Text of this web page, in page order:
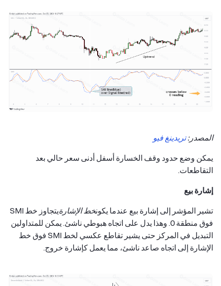
المصدر:تريدينغ فيو
يمكن وضع حدود وقف الخسارة أسفل أدنى سعر حالي بعد
التقاطعات.
إشارة بيع
تشير المؤشر إلى إشارة بيع عندما يكونخط الإشارة
يتجاوز خط SMI
فوق منطقة 0. وهذا يدل على اتجاه هبوطي ناشئ. يمكن للمتداولين
التبديل في المركز حتى يشير تقاطع عكسي لخط SMI فوق خط
الإشارة إلى اتجاه صاعد ناشئ، مما يعمل كإشارة خروج.